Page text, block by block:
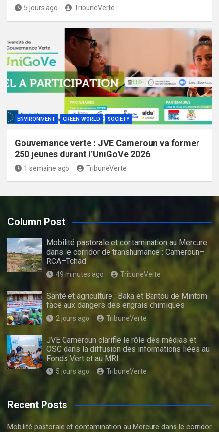
5 jours ago TribuneVerte
ENVIRONMENT GREEN WORLD SOCIETY
Gouvernance verte : JVE Cameroun va former
250 jeunes durant l’UniGoVe 2026
1 semaine ago TribuneVerte
Column Post
Mobilité pastorale et contamination au Mercure
dans le corridor de transhumance : Cameroun–
RCA–Tchad
49 minutes ago TribuneVerte
Santé et agriculture : Baka et Bantou de Mintom
face aux dangers des engrais chimiques
2 jours ago TribuneVerte
JVE Cameroun clarifie le rôle des médias et
OSC dans la diffusion des informations liées au
Fonds Vert et au MRI
5 jours ago TribuneVerte
Recent Posts
Mobilité pastorale et contamination au Mercure dans le corridor